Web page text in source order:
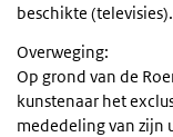
beschikte (televisies).
Overweging:
Op grond van de
kunstenaar het
mededeling van zijn